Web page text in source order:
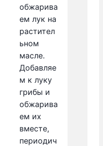
обжарива
ем лук на
растител
ьном
масле.
Добавляе
м к луку
грибы и
обжарива
ем их
вместе,
периодич